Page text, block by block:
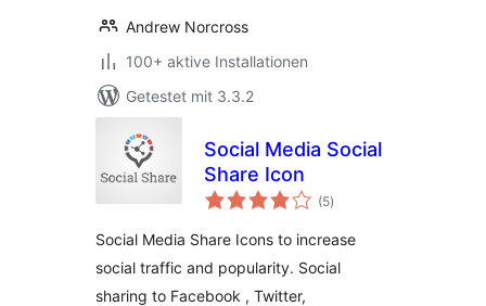
Andrew Norcross
100+ aktive Installationen
Getestet mit 3.3.2
Social Media Social
Share Icon
(5Bewertungen
insgesamt
)
Social Media Share Icons to increase
social traffic and popularity. Social
sharing to Facebook , Twitter,